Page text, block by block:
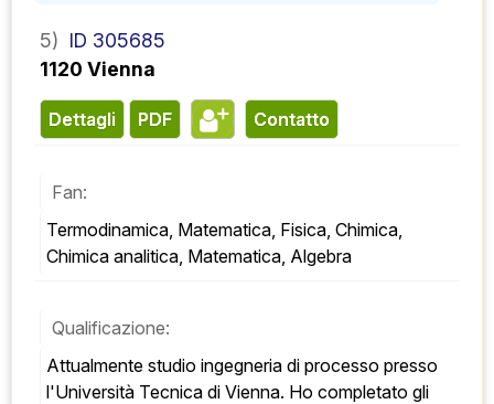
5) ID 305685
1120 Vienna
Dettagli PDF contatto
Fan:
Termodinamica, Matematica, Fisica, Chimica,
Chimica analitica, Matematica, Algebra
Qualificazione:
Attualmente studio ingegneria di processo presso
l'Università Tecnica di Vienna. Ho completato gli